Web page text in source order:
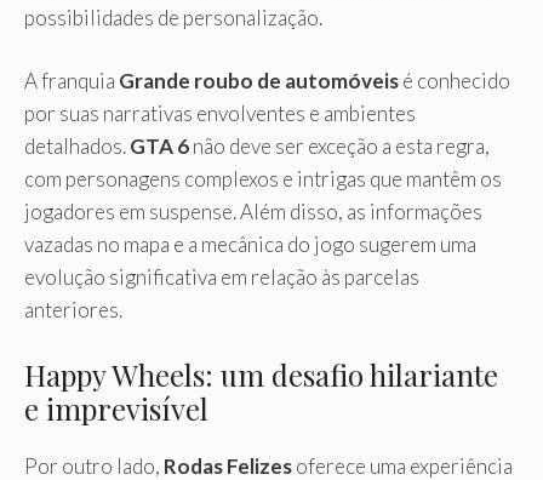
possibilidades de personalização.
A franquia Grande roubo de automóveisé conhecido
por suas narrativas envolventes e ambientes
detalhados.GTA 6não deve ser exceção a esta regra,
com personagens complexos e intrigas que mantêm os
jogadores em suspense. Além disso, as informações
vazadas no mapa e a mecânica do jogo sugerem uma
evolução significativa em relação às parcelas
anteriores.
Happy Wheels: um desafio hilariante
e imprevisível
Por outro lado, Rodas Felizesoferece uma experiência